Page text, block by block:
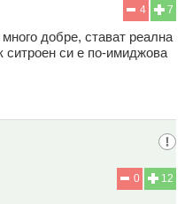
7
4
добре, стават реална
ситроен си е по-имиджова
12
0